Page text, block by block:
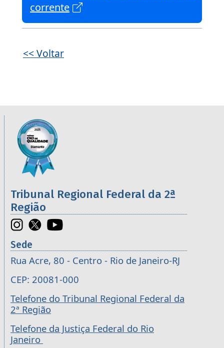
corrente
<< Voltar
Informações úteis sobre os órgãos da 2ª
Imagem
Tribunal Regional Federal da 2ª
Região
Sede
Rua Acre, 80 - Centro - Rio de Janeiro-RJ
CEP: 20081-000
Telefone do Tribunal Regional Federal da
2ª Região
Telefone da Justiça Federal do Rio
Janeiro